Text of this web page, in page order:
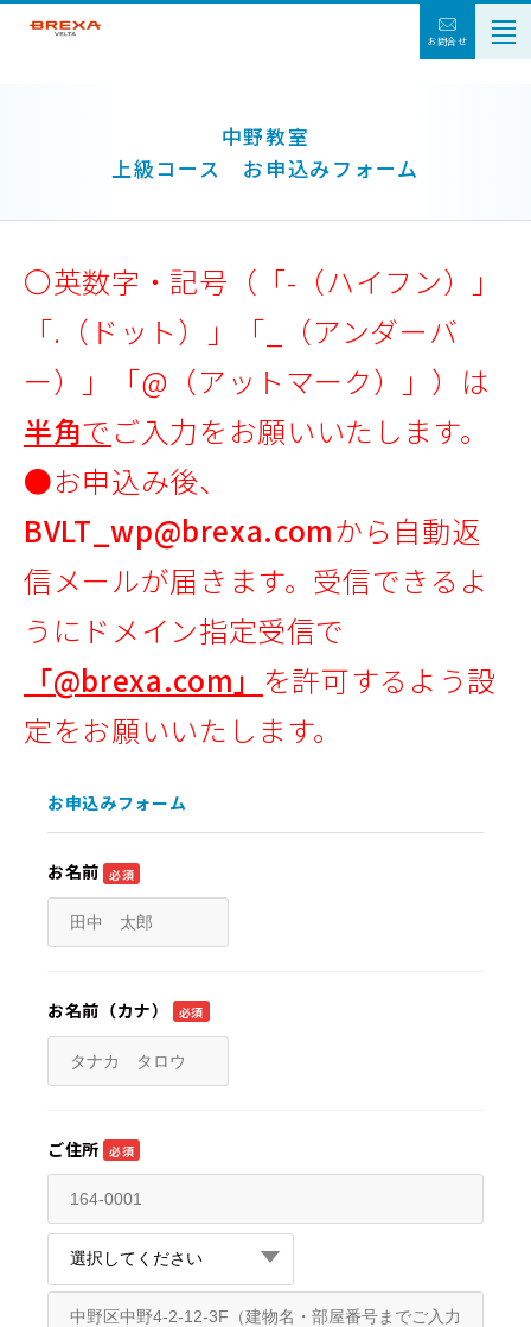
お問合せ
中野教室
上級コース お申込みフォーム
〇英数字・記号（「-（ハイフン）」
「.（ドット）」「_（アンダーバ
ー）」「@（アットマーク）」）は
半角で ご入力をお願いいたします。
●お申込み後、
BVLT_wp@brexa.comから自動返
信メールが届きます。受信できるよ
うにドメイン指定受信で
「@brexa.com」 を許可するよう設
定をお願いいたします。
お申込みフォーム
お名前 必須
お名前（カナ） 必須
ご住所 必須